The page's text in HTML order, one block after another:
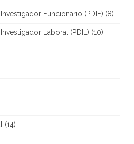
Funcionario (PDIF) (8)
Laboral (PDIL) (10)
(14)